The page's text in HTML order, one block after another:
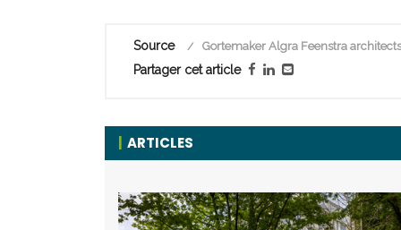
Source Gortemaker Algra Feenstra architects
Partager cet article
ARTICLES